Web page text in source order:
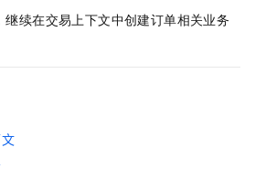
继续在交易上下文中创建订单相关业务